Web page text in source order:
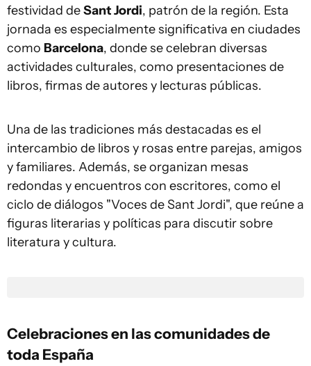
festividad deSant Jordi, patrón de la región. Esta
jornada es especialmente significativa en ciudades
como Barcelona, donde se celebran diversas
actividades culturales, como presentaciones de
libros, firmas de autores y lecturas públicas.
Una de las tradiciones más destacadas es el
intercambio de libros y rosas entre parejas, amigos
y familiares. Además, se organizan mesas
redondas y encuentros con escritores, como el
ciclo de diálogos "Voces de Sant Jordi", que reúne a
figuras literarias y políticas para discutir sobre
literatura y cultura.
Celebraciones en las comunidades de
toda España